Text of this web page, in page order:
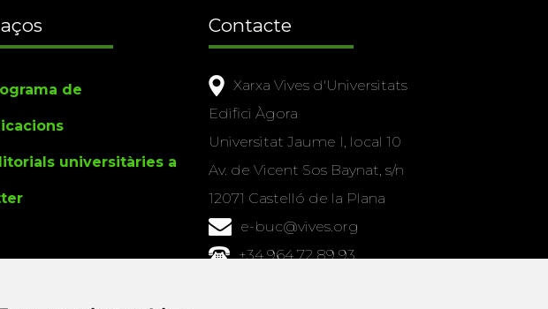
de
universitàries a
Contacte
Xarxa Vives d'Universitats
Edifici Àgora
Universitat Jaume I, local 10
Av. de Vicent Sos Baynat, s/n
12071 Castelló de la Plana
e-buc@vives.org
+34 964 72 89 93